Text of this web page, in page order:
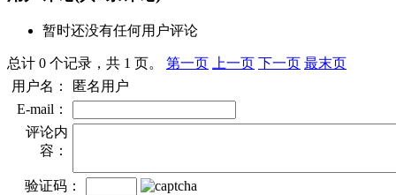
暂时还没有任何用户评论
总计 0 个记录，共 1 页。 第一页 上一页 下一页 最末页
用户名：
匿名用户
E-mail：
评论内
容：
验证码：